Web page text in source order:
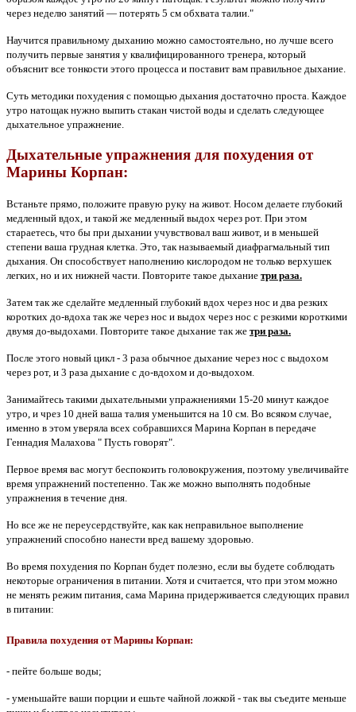
через неделю занятий — потерять 5 см обхвата талии."
Научится правильному дыханию можно самостоятельно, но лучше всего
получить первые занятия у квалифицированного тренера, который
объяснит все тонкости этого процесса и поставит вам правильное дыхание.
Суть методики похудения с помощью дыхания достаточно проста. Каждое
утро натощак нужно выпить стакан чистой воды и сделать следующее
дыхательное упражнение.
Дыхательные упражнения для похудения от
Марины Корпан:
Встаньте прямо, положите правую руку на живот. Носом делаете глубокий
медленный вдох, и такой же медленный выдох через рот. При этом
стараетесь, что бы при дыхании учувствовал ваш живот, и в меньшей
степени ваша грудная клетка. Это, так называемый диафрагмальный тип
дыхания. Он способствует наполнению кислородом не только верхушек
легких, но и их нижней части. Повторите такое дыхание три раза.
Затем так же сделайте медленный глубокий вдох через нос и два резких
коротких до-вдоха так же через нос и выдох через нос с резкими короткими
двумя до-выдохами. Повторите такое дыхание так же три раза.
После этого новый цикл - 3 раза обычное дыхание через нос с выдохом
через рот, и 3 раза дыхание с до-вдохом и до-выдохом.
Занимайтесь такими дыхательными упражнениями 15-20 минут каждое
утро, и чрез 10 дней ваша талия уменьшится на 10 см. Во всяком случае,
именно в этом уверяла всех собравшихся Марина Корпан в передаче
Геннадия Малахова " Пусть говорят".
Первое время вас могут беспокоить головокружения, поэтому увеличивайте
время упражнений постепенно. Так же можно выполнять подобные
упражнения в течение дня.
Но все же не переусердствуйте, как как неправильное выполнение
упражнений способно нанести вред вашему здоровью.
Во время похудения по Корпан будет полезно, если вы будете соблюдать
некоторые ограничения в питании. Хотя и считается, что при этом можно
не менять режим питания, сама Марина придерживается следующих правил
в питании:
Правила похудения от Марины Корпан:
- пейте больше воды;
- уменьшайте ваши порции и ешьте чайной ложкой - так вы съедите меньше